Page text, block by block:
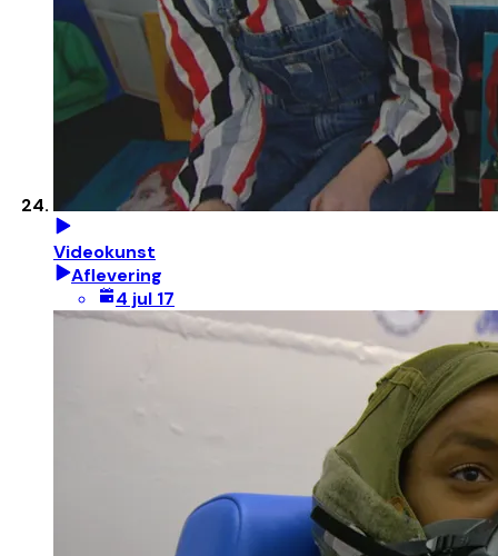
Videokunst
Aflevering
4 jul 17